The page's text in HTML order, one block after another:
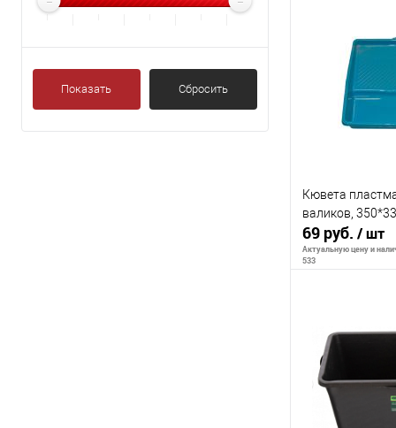
Показать Сбросить
К сравнению
В избранное
Кювета
валиков,
69 руб. / шт
Актуальную цену и
533
К сравнению
В избранное